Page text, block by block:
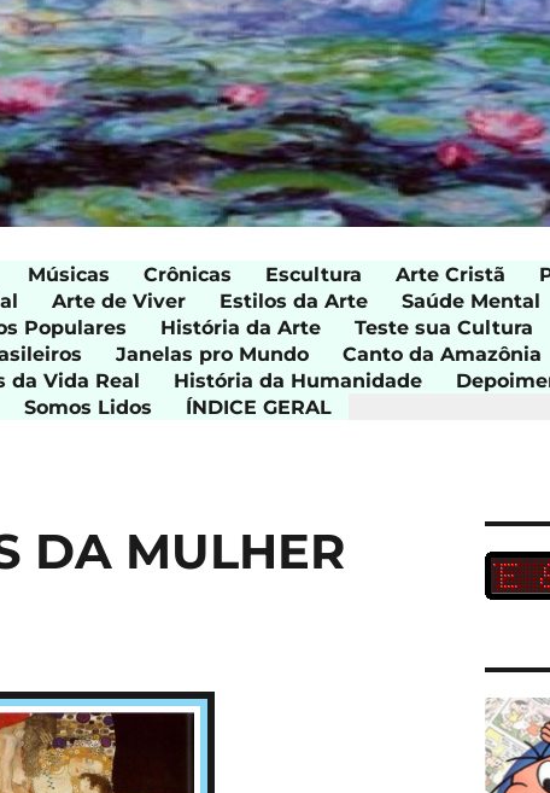
Músicas Crônicas Escultura Arte Cristã
Arte de Viver Estilos da Arte Saúde Mental
Populares História da Arte Teste sua Cultura
Janelas pro Mundo Canto da Amazônia
da Vida Real História da Humanidade
Somos Lidos ÍNDICE GERAL
DA MULHER